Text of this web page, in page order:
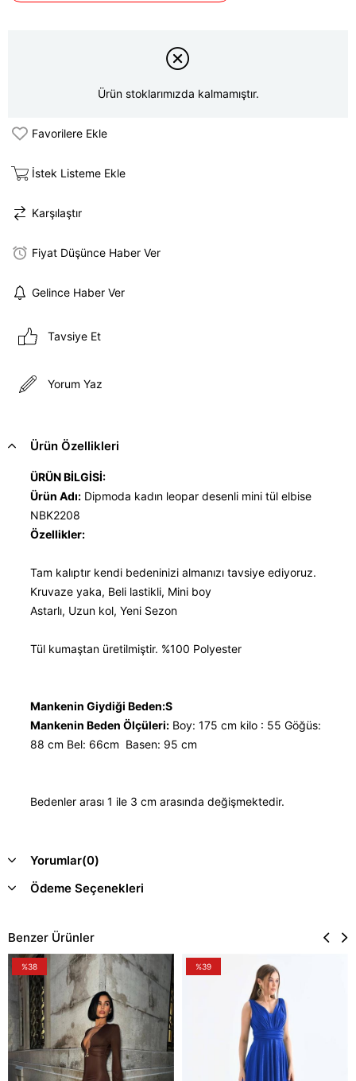
Ürün stoklarımızda kalmamıştır.
Favorilere Ekle
İstek Listeme Ekle
Karşılaştır
Fiyat Düşünce Haber Ver
Gelince Haber Ver
Tavsiye Et
Yorum Yaz
Ürün Özellikleri
ÜRÜN BİLGİSİ:
Ürün Adı: Dipmoda kadın leopar desenli mini tül elbise
NBK2208
Özellikler:
Tam kalıptır kendi bedeninizi almanızı tavsiye ediyoruz.
Kruvaze yaka, Beli lastikli, Mini boy
Astarlı, Uzun kol, Yeni Sezon
Tül kumaştan üretilmiştir. %100 Polyester
Mankenin Giydiği Beden:S
Mankenin Beden Ölçüleri: Boy: 175 cm kilo : 55 Göğüs:
88 cm Bel: 66cm Basen: 95 cm
Bedenler arası 1 ile 3 cm arasında değişmektedir.
Yorumlar(0)
Ödeme Seçenekleri
Benzer Ürünler
%38 %39